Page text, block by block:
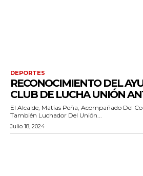
DEPORTES
RECONOCIMIENTO DEL
CLUB DE LUCHA UNIÓN
El Alcalde, Matías Peña, Acompañado Del
También Luchador Del Unión...
Julio 18, 2024